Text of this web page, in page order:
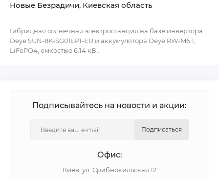
Новые Безрадичи, Киевская область
Гибридная солнечная электростанция на базе инвертора
Deye SUN-8K-SG01LP1-EU и аккумулятора Deye RW-M6.1,
LiFePO4, емкостью 6.14 кВ..
Подписывайтесь на новости и акции:
Подписаться
Офис:
Киев, ул. Срибнокильская 12